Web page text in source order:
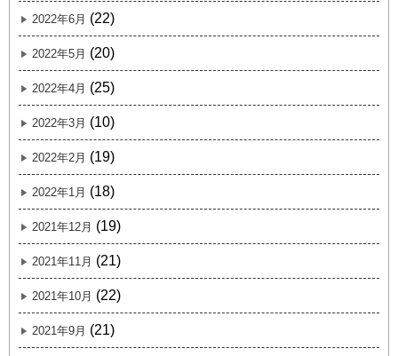
2022年6月 (22)
2022年5月 (20)
2022年4月 (25)
2022年3月 (10)
2022年2月 (19)
2022年1月 (18)
2021年12月 (19)
2021年11月 (21)
2021年10月 (22)
2021年9月 (21)